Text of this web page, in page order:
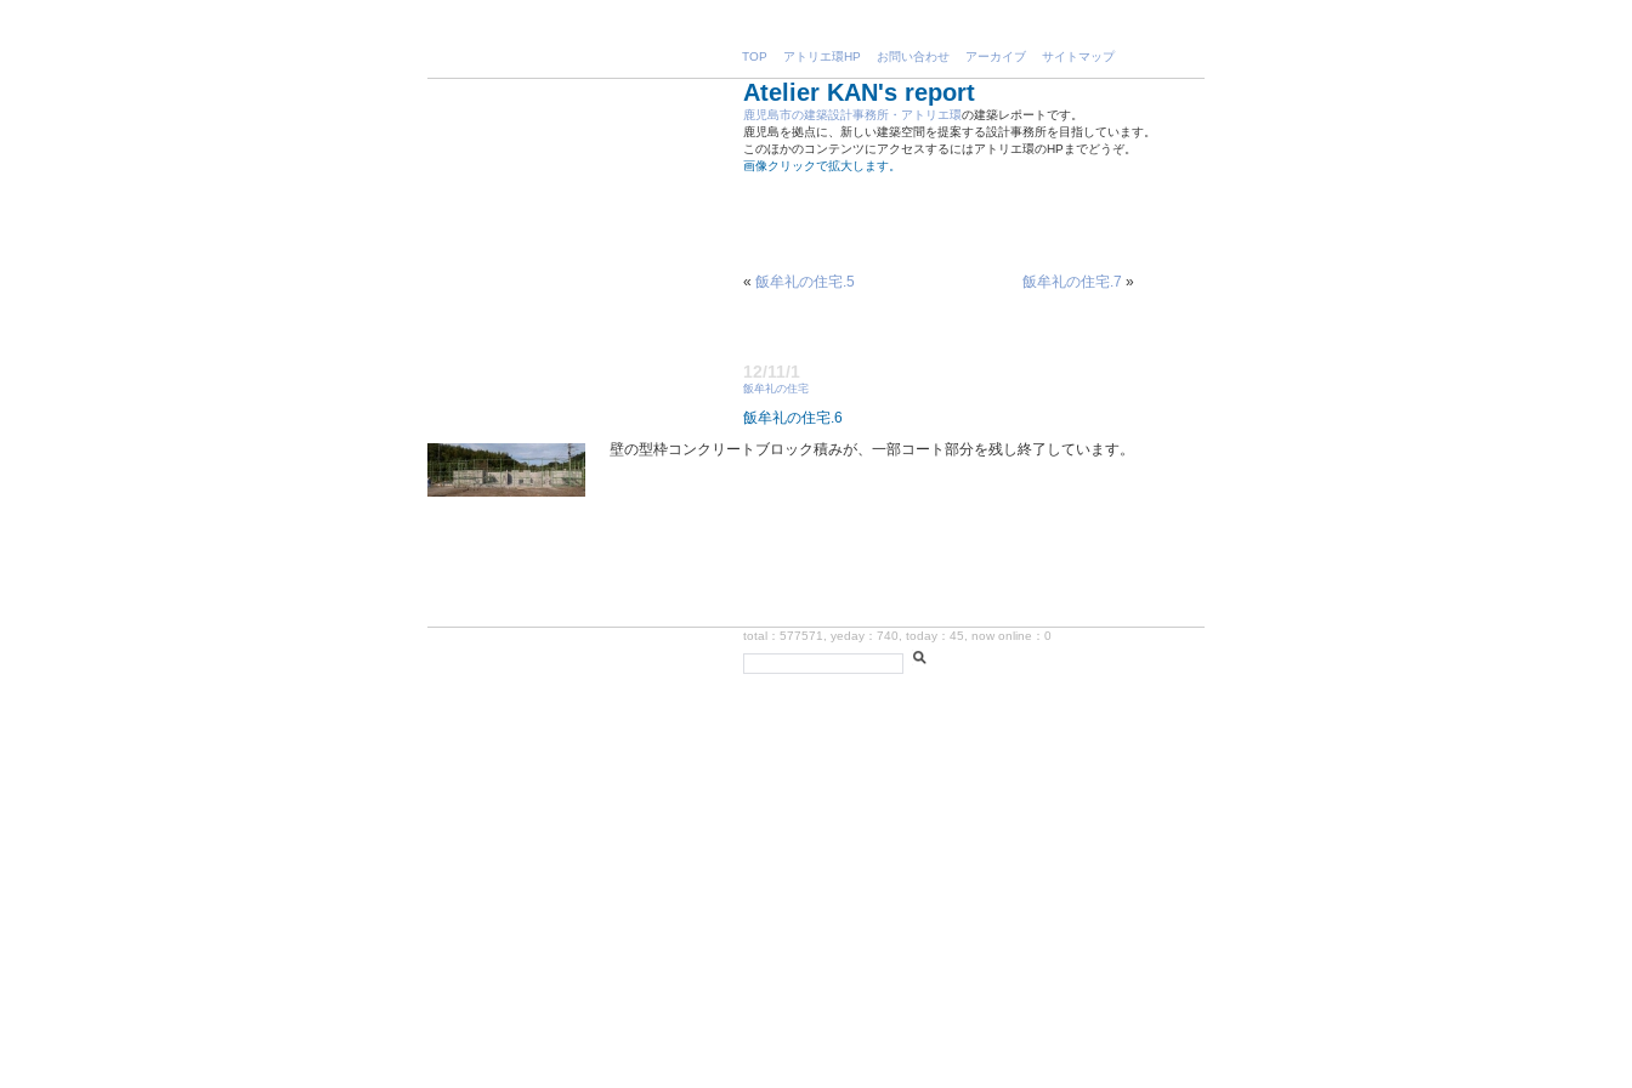
TOP アトリエ環HP お問い合わせ アーカイブ サイトマップ
Atelier KAN's report
鹿児島市の建築設計事務所・アトリエ環の建築レポートです。
鹿児島を拠点に、新しい建築空間を提案する設計事務所を目指しています。
このほかのコンテンツにアクセスするにはアトリエ環のHPまでどうぞ。
画像クリックで拡大します。
« 飯牟礼の住宅.5 飯牟礼の住宅.7 »
12/11/1
飯牟礼の住宅
飯牟礼の住宅.6
壁の型枠コンクリートブロック積みが、一部コート部分を残し終了しています。
total：577571, yeday：740, today：45, now online：0